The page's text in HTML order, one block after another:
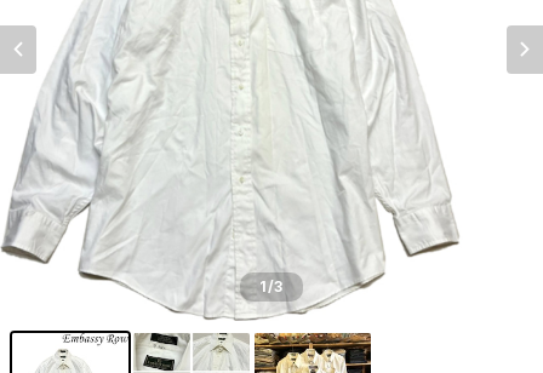
1/3